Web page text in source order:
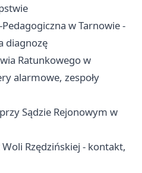
w Tarnowie -
diagnozę
Ratunkowego w
alarmowe, zespoły
Sądzie Rejonowym w
Rzędzińskiej - kontakt,